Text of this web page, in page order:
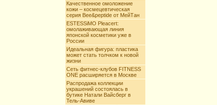
Качественное омоложение
кожи – космецевтическая
серия Bee&peptide от МейТан
ESTESSiMO Pleacert:
омолаживающая линия
японской косметики уже в
России
Идеальная фигура: пластика
может стать толчком к новой
жизни
Сеть фитнес-клубов FITNESS
ONE расширяется в Москве
Распродажа коллекции
украшений состоялась в
бутике Натали Вайсберг в
Тель-Авиве